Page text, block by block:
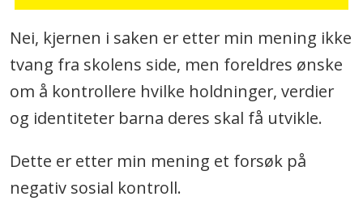
Nei, kjernen i saken er etter min mening ikke
tvang fra skolens side, men foreldres ønske
om å kontrollere hvilke holdninger, verdier
og identiteter barna deres skal få utvikle.
Dette er etter min mening et forsøk på
negativ sosial kontroll.